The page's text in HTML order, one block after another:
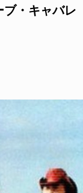
・キャバレ